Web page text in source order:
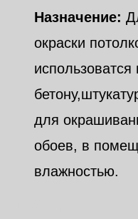
Назначение:
окраски
использоватся
для
обоев, в
влажностью.